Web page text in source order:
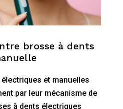
brosse à dents
et manuelles
par leur mécanisme de
à dents électriques